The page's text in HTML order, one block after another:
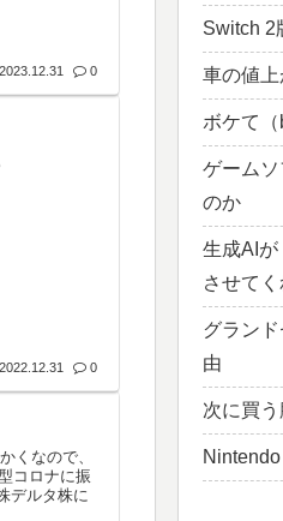
2023.12.31 0
2022.12.31 0
くなので、
コロナに振
デルタ株に
Switch 2
車の値
ボケて
ゲーム
のか
生成AIが
させてく
グラン
由
次に買